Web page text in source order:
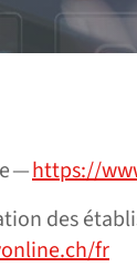
—https://
des
fr